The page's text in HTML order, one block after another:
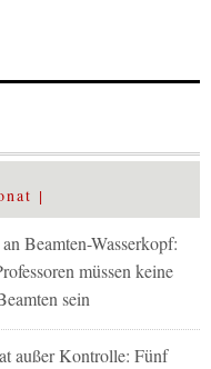
Beamten-Wasserkopf:
müssen keine
sein
außer Kontrolle: Fünf